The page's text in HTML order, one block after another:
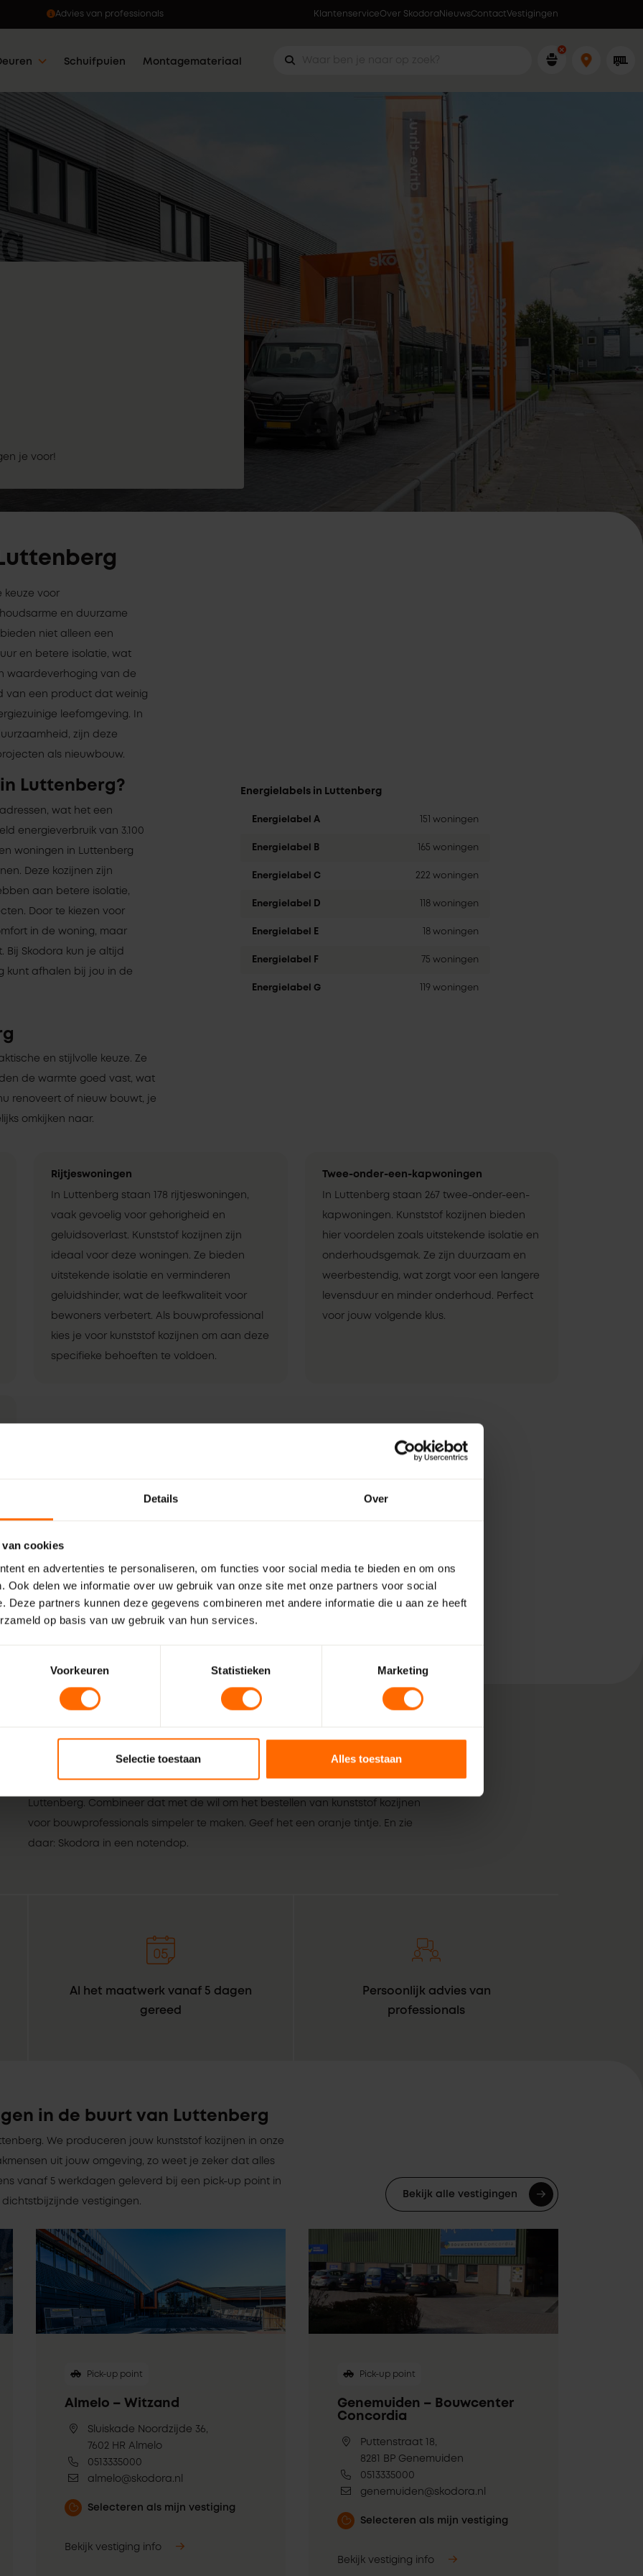
Details Over
van cookies
en advertenties te personaliseren, om functies voor social media te bieden en om ons
Ook delen we informatie over uw gebruik van onze site met onze partners voor social
Deze partners kunnen deze gegevens combineren met andere informatie die u aan ze heeft
op basis van uw gebruik van hun services.
Voorkeuren Statistieken Marketing
Selectie toestaan Alles toestaan
Ophalen wanneer jou dat uitkomt Lokaal geproduceerd in eigen fabriek
KlantenserviceOver Skodora NieuwsContactVestigingen
Schuifpuien Montagemateriaal
je voor!
keuze voor
en duurzame
niet alleen een
en betere isolatie, wat
waardeverhoging van de
van een product dat weinig
leefomgeving. In
zijn deze
als nieuwbouw.
Luttenberg?
adressen, wat het een
energieverbruik van 3.100
woningen in Luttenberg
Deze kozijnen zijn
aan betere isolatie,
Door te kiezen voor
in de woning, maar
Bij Skodora kun je altijd
kunt afhalen bij jou in de
Energielabels in Luttenberg
Energielabel A 151 woningen
Energielabel B 165 woningen
Energielabel C 222 woningen
Energielabel D 118 woningen
Energielabel E 18 woningen
Energielabel F 75 woningen
Energielabel G 119 woningen
en stijlvolle keuze. Ze
de warmte goed vast, wat
renoveert of nieuw bouwt, je
omkijken naar.
Rijtjeswoningen
In Luttenberg staan 178 rijtjeswoningen,
vaak gevoelig voor gehorigheid en
geluidsoverlast. Kunststof kozijnen zijn
ideaal voor deze woningen. Ze bieden
uitstekende isolatie en verminderen
geluidshinder, wat de leefkwaliteit voor
bewoners verbetert. Als bouwprofessional
kies je voor kunststof kozijnen om aan deze
specifieke behoeften te voldoen.
Twee-onder-een-kapwoningen
In Luttenberg staan 267 twee-onder-een-
kapwoningen. Kunststof kozijnen bieden
hier voordelen zoals uitstekende isolatie en
onderhoudsgemak. Ze zijn duurzaam en
weerbestendig, wat zorgt voor een langere
levensduur en minder onderhoud. Perfect
voor jouw volgende klus.
Wij zijn Skodora. Een gepassioneerd, lokaal familiebedrijf, bestaande uit pure
Luttenberg. Combineer dat met de wil om het bestellen van kunststof kozijnen
voor bouwprofessionals simpeler te maken. Geef het een oranje tintje. En zie
daar: Skodora in een notendop.
Al het maatwerk vanaf 5 dagen
gereed
Persoonlijk advies van
professionals
in de buurt van Luttenberg
We produceren jouw kunststof kozijnen in onze
uit jouw omgeving, zo weet je zeker dat alles
vanaf 5 werkdagen geleverd bij een pick-up point in
vestigingen.
Bekijk alle vestigingen
Pick-up point
Almelo – Witzand
Sluiskade Noordzijde 36,
7602 HR Almelo
0513335000
almelo@skodora.nl
Selecteren als mijn vestiging
Bekijk vestiging info
Pick-up point
Genemuiden – Bouwcenter
Concordia
Puttenstraat 18,
8281 BP Genemuiden
0513335000
genemuiden@skodora.nl
Selecteren als mijn vestiging
Bekijk vestiging info